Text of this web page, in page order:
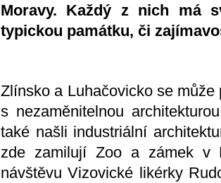
Moravy. Každý z nich má
typickou památku, či
Zlínsko a Luhačovicko se
s nezaměnitelnou
také našli industriální
zde zamilují Zoo a zámek v
návštěvu Vizovické likérky